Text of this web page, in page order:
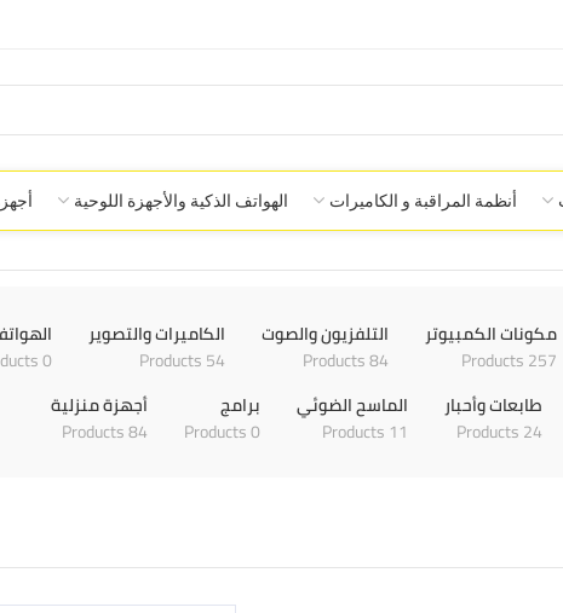
أنظمة المراقبة و الكاميرات الهواتف الذكية والأجهزة اللوحية
مكونات الكمبيوتر
257 Products
التلفزيون والصوت
84 Products
الكاميرات والتصوير
54 Products
0 Products
طابعات وأحبار
24 Products
الماسح الضوئي
11 Products
برامج
0 Products
أجهزة منزلية
84 Products